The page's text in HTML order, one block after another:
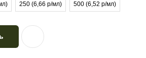
250 (6,66 р/мл) 500 (6,52 р/мл)